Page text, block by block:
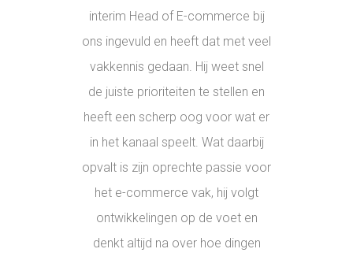
interim Head of E-commerce bij
ons ingevuld en heeft dat met veel
vakkennis gedaan. Hij weet snel
de juiste prioriteiten te stellen en
heeft een scherp oog voor wat er
in het kanaal speelt. Wat daarbij
opvalt is zijn oprechte passie voor
het e-commerce vak, hij volgt
ontwikkelingen op de voet en
denkt altijd na over hoe dingen